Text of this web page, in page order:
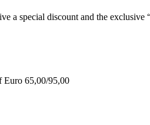
special discount and the exclusive
Euro 65,00/95,00